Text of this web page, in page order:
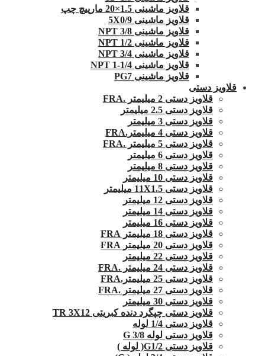
قلاویز ماشینی 1.5×20 مارپیچ چپ
قلاویز ماشینی 5X0/9
قلاویز ماشینی 3/8 NPT
قلاویز ماشینی 1/2 NPT
قلاویز ماشینی 3/4 NPT
قلاویز ماشینی 1/4-1 NPT
قلاویز ماشینی PG7
قلاویز دستی
قلاویز دستی 2 میلیمتر .FRA
قلاویز دستی 2.5 میلیمتر
قلاویز دستی 3 میلیمتر
قلاویز دستی 4 میلیمتر.FRA
قلاویز دستی 5 میلیمتر .FRA
قلاویز دستی 6 میلیمتر
قلاویز دستی 8 میلیمتر
قلاویز دستی 10 میلیمتر
قلاویز دستی 11X1.5 میلیمتر
قلاویز دستی 12 میلیمتر
قلاویز دستی 14 میلیمتر
قلاویز دستی 16 میلیمتر
قلاویز دستی 18 میلیمتر FRA
قلاویز دستی 20 میلیمتر FRA
قلاویز دستی 22 میلیمتر
قلاویز دستی 24 میلیمتر .FRA
قلاویز دستی 25 میلیمتر.FRA
قلاویز دستی 27 میلیمتر .FRA
قلاویز دستی 30 میلیمتر
قلاویز دستی چپگرد دنده کبریتی TR 3X12
قلاویز دستی 1/4 لوله
قلاویز دستی لوله G 3/8
قلاویز دستی G1/2( لوله )